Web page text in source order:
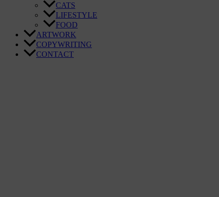
CATS
LIFESTYLE
FOOD
ARTWORK
COPYWRITING
CONTACT